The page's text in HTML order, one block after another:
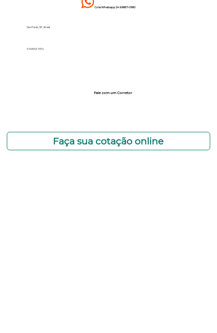
CoteWhatsapp24 9.9987-0990
São Paulo, SP, Brasil
11 9.9553-7374
Fale com um Corretor
Faça sua cotação online